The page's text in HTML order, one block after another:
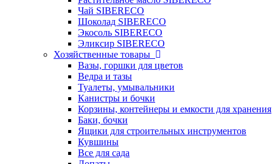
Чай SIBERECO
Шоколад SIBERECO
Экосоль SIBERECO
Эликсир SIBERECO
Хозяйственные товары
Вазы, горшки для цветов
Ведра и тазы
Туалеты, умывальники
Канистры и бочки
Корзины, контейнеры и емкости для хранения
Баки, бочки
Ящики для строительных инструментов
Кувшины
Все для сада